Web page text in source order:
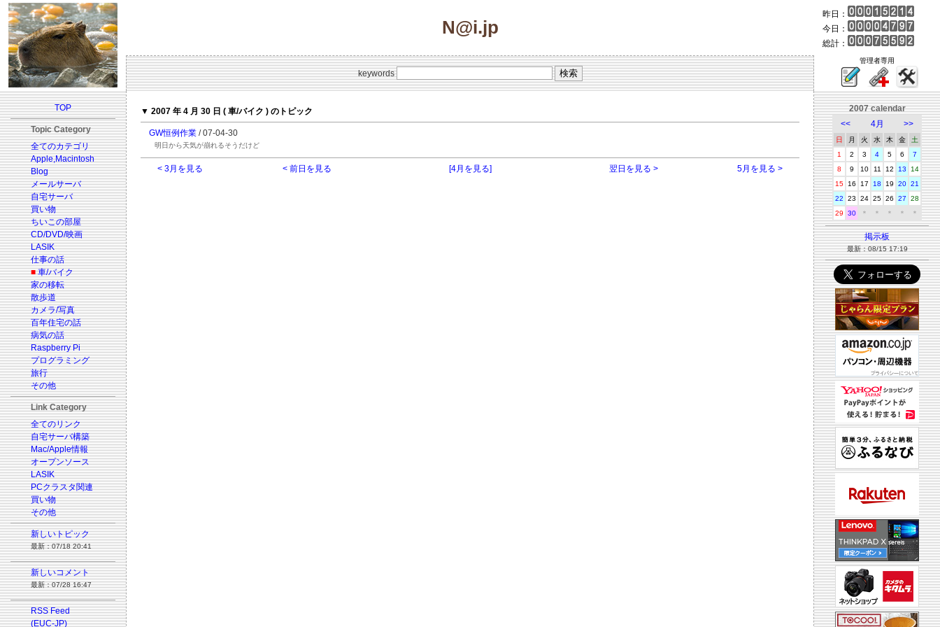
N@i.jp
昨日：
今日：
総計：
keywords
管理者専用
TOP
Topic Category
全てのカテゴリ
Apple,Macintosh
Blog
メールサーバ
自宅サーバ
買い物
ちいこの部屋
CD/DVD/映画
LASIK
仕事の話
■ 車/バイク
家の移転
散歩道
カメラ/写真
百年住宅の話
病気の話
Raspberry Pi
プログラミング
旅行
その他
Link Category
全てのリンク
自宅サーバ構築
Mac/Apple情報
オープンソース
LASIK
PCクラスタ関連
買い物
その他
新しいトピック
最新：07/18 20:41
新しいコメント
最新：07/28 16:47
RSS Feed
(EUC-JP)
▼ 2007 年 4 月 30 日 ( 車/バイク ) のトピック
GW恒例作業 / 07-04-30
明日から天気が崩れるそうだけど
< 3月を見る < 前日を見る [4月を見る] 翌日を見る > 5月を見る >
2007 calendar
<<
4月 >>
日 月 火 水 木 金
土
1
2 3 4 5 6
7
8
9 10 11 12 13
14
15
16 17 18 19 20 21
22
23 24 25 26 27
28
29
30 ＊ ＊ ＊ ＊ ＊
掲示板
最新：08/15 17:19